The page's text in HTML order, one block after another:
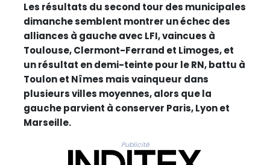
Les résultats du second tour des municipales
dimanche semblent montrer un échec des
alliances à gauche avec LFI, vaincues à
Toulouse, Clermont-Ferrand et Limoges, et
un résultat en demi-teinte pour le RN, battu à
Toulon et Nîmes mais vainqueur dans
plusieurs villes moyennes, alors que la
gauche parvient à conserver Paris, Lyon et
Marseille.
Publicité